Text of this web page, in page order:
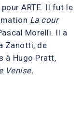
ARTE. Il fut le
La cour
Morelli. Il a
Zanotti, de
à Hugo Pratt,
Venise.